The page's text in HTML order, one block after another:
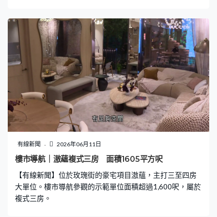
有線新聞 2026年06月11日
樓市導航｜滶蘊複式三房 面積1605平方呎
【有線新聞】位於玫瑰街的豪宅項目滶蘊，主打三至四房
大單位。樓市導航參觀的示範單位面積超過1,600呎，屬於
複式三房。